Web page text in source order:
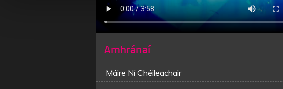
Amhránaí
Máire Ní Chéileachair